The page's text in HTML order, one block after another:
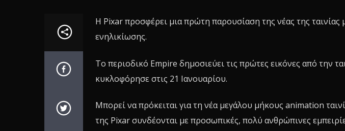
Η Pixar προσφέρει μια πρώτη παρουσίαση της νέας της ταινίας
ενηλικίωσης.
Το περιοδικό Empire δημοσιεύει τις πρώτες εικόνες από την
κυκλοφόρησε στις 21 Ιανουαρίου.
Μπορεί να πρόκειται για τη νέα μεγάλου μήκους animation
της Pixar συνδέονται με προσωπικές, πολύ ανθρώπινες